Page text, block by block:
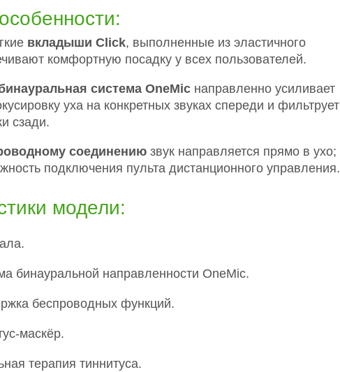
вкладыши Click, выполненные из эластичного
комфортную посадку у всех пользователей.
система OneMic направленно усиливает
уха на конкретных звуках спереди и фильтрует
сзади.
соединению звук направляется прямо в ухо;
подключения пульта дистанционного управления.
модели:
бинауральной направленности OneMic.
беспроводных функций.
маскёр.
терапия тиннитуса.